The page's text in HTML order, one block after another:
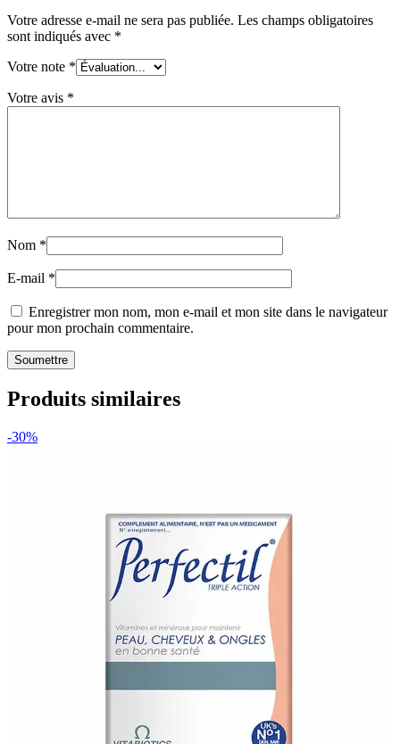
Votre adresse e-mail ne sera pas publiée. Les champs obligatoires
sont indiqués avec *
Votre note *
Votre avis *
Nom *
E-mail *
Enregistrer mon nom, mon e-mail et mon site dans le navigateur
pour mon prochain commentaire.
Produits similaires
-30%